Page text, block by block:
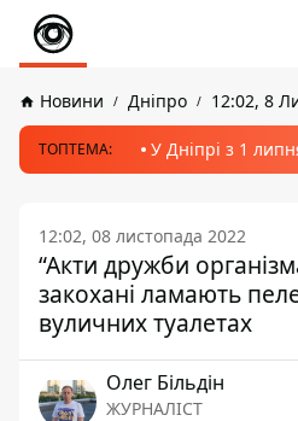
Новини Дніпро 12:02, 8
ТОПТЕМА: У Дніпрі з 1
12:02, 08 листопада 2022
“Акти дружби
закохані ламають
вуличних туалетах
Олег Більдін
ЖУРНАЛІСТ